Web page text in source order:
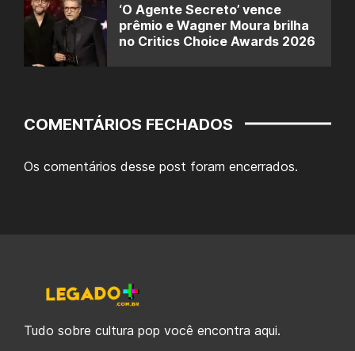
‘O Agente Secreto’ vence
prêmio e Wagner Moura brilha
no Critics Choice Awards 2026
COMENTÁRIOS FECHADOS
Os comentários desse post foram encerrados.
Tudo sobre cultura pop você encontra aqui.